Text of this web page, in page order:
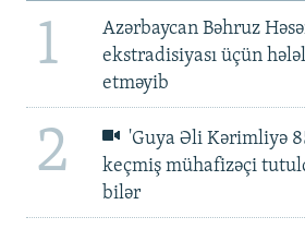
1
Azərbaycan Bəhruz
ekstradisiyası üçün
etməyib
2
'Guya Əli Kərimliyə
keçmiş mühafizəçi
bilər